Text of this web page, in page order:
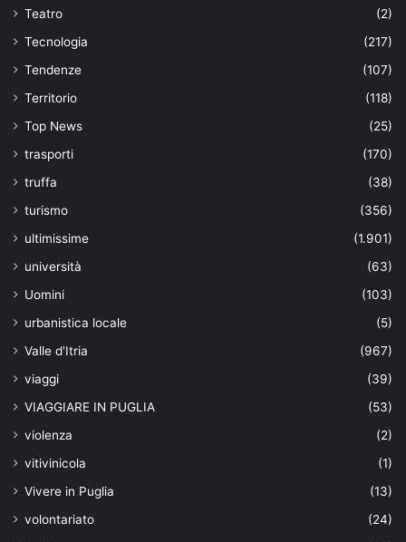
Teatro
(2)
Tecnologia
(217)
Tendenze
(107)
Territorio
(118)
Top News
(25)
trasporti
(170)
truffa
(38)
turismo
(356)
ultimissime
(1.901)
università
(63)
Uomini
(103)
urbanistica locale
(5)
Valle d'Itria
(967)
viaggi
(39)
VIAGGIARE IN PUGLIA
(53)
violenza
(2)
vitivinicola
(1)
Vivere in Puglia
(13)
volontariato
(24)